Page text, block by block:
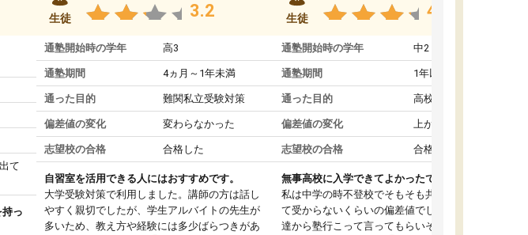
て
っ
生徒 3.2
通塾開始時の学年 高3
通塾期間 4ヵ月～1年未満
通った目的 難関私立受験対策
偏差値の変化 変わらなかった
志望校の合格 合格した
自習室を活用できる人にはおすすめです。
大学受験対策で利用しました。講師の方は話し
やすく親切でしたが、学生アルバイトの先生が
多いため、教え方や経験には多少ばらつきがあ
生徒 4.6
通塾開始時の学年 中2
通塾期間 1年以上
通った目的 高校受験対策
偏差値の変化 上がった
志望校の合格 合格した
無事高校に入学できてよかったです。
私は中学の時不登校でそもそも共学の高校なん
て受からないくらいの偏差値でした。ある日友
達から塾行こって言ってもらいそこから通い始